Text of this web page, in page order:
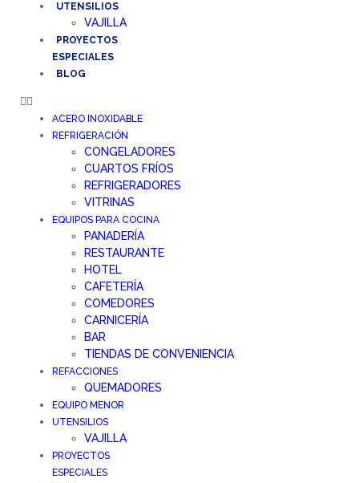
UTENSILIOS
VAJILLA
PROYECTOS
ESPECIALES
BLOG
ACERO INOXIDABLE
REFRIGERACIÓN
CONGELADORES
CUARTOS FRÍOS
REFRIGERADORES
VITRINAS
EQUIPOS PARA COCINA
PANADERÍA
RESTAURANTE
HOTEL
CAFETERÍA
COMEDORES
CARNICERÍA
BAR
TIENDAS DE CONVENIENCIA
REFACCIONES
QUEMADORES
EQUIPO MENOR
UTENSILIOS
VAJILLA
PROYECTOS
ESPECIALES